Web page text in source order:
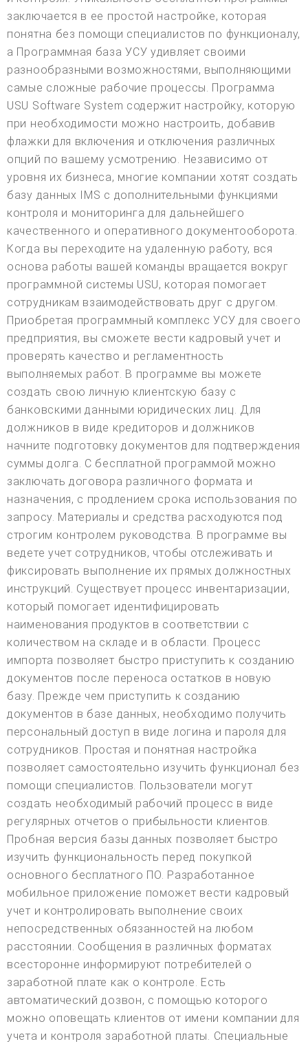
заключается в ее простой настройке, которая
понятна без помощи специалистов по функционалу,
а Программная база УСУ удивляет своими
разнообразными возможностями, выполняющими
самые сложные рабочие процессы. Программа
USU Software System содержит настройку, которую
при необходимости можно настроить, добавив
флажки для включения и отключения различных
опций по вашему усмотрению. Независимо от
уровня их бизнеса, многие компании хотят создать
базу данных IMS с дополнительными функциями
контроля и мониторинга для дальнейшего
качественного и оперативного документооборота.
Когда вы переходите на удаленную работу, вся
основа работы вашей команды вращается вокруг
программной системы USU, которая помогает
сотрудникам взаимодействовать друг с другом.
Приобретая программный комплекс УСУ для своего
предприятия, вы сможете вести кадровый учет и
проверять качество и регламентность
выполняемых работ. В программе вы можете
создать свою личную клиентскую базу с
банковскими данными юридических лиц. Для
должников в виде кредиторов и должников
начните подготовку документов для подтверждения
суммы долга. С бесплатной программой можно
заключать договора различного формата и
назначения, с продлением срока использования по
запросу. Материалы и средства расходуются под
строгим контролем руководства. В программе вы
ведете учет сотрудников, чтобы отслеживать и
фиксировать выполнение их прямых должностных
инструкций. Существует процесс инвентаризации,
который помогает идентифицировать
наименования продуктов в соответствии с
количеством на складе и в области. Процесс
импорта позволяет быстро приступить к созданию
документов после переноса остатков в новую
базу. Прежде чем приступить к созданию
документов в базе данных, необходимо получить
персональный доступ в виде логина и пароля для
сотрудников. Простая и понятная настройка
позволяет самостоятельно изучить функционал без
помощи специалистов. Пользователи могут
создать необходимый рабочий процесс в виде
регулярных отчетов о прибыльности клиентов.
Пробная версия базы данных позволяет быстро
изучить функциональность перед покупкой
основного бесплатного ПО. Разработанное
мобильное приложение поможет вести кадровый
учет и контролировать выполнение своих
непосредственных обязанностей на любом
расстоянии. Сообщения в различных форматах
всесторонне информируют потребителей о
заработной плате как о контроле. Есть
автоматический дозвон, с помощью которого
можно оповещать клиентов от имени компании для
учета и контроля заработной платы. Специальные